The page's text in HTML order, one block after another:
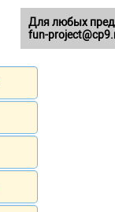
Для любых
fun-